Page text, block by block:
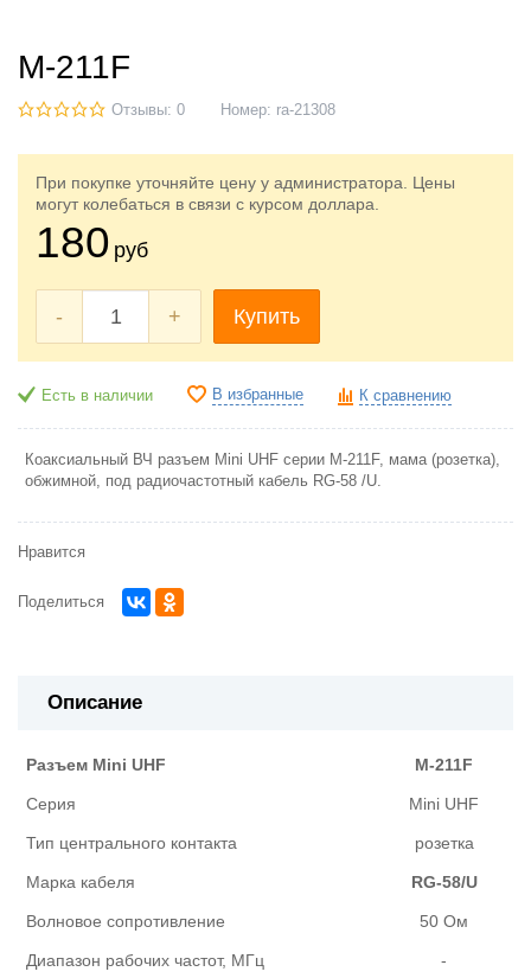
M-211F
Отзывы: 0 Номер: ra-21308
При покупке уточняйте цену у администратора. Цены
могут колебаться в связи с курсом доллара.
180 руб
- + Купить
Есть в наличии В избранные К сравнению
Коаксиальный ВЧ разъем Mini UHF серии M-211F, мама (розетка),
обжимной, под радиочастотный кабель RG-58 /U.
Нравится
Поделиться
Описание
Разъем Mini UHF M-211F
Серия Mini UHF
Тип центрального контакта розетка
Марка кабеля RG-58/U
Волновое сопротивление 50 Ом
Диапазон рабочих частот, МГц -